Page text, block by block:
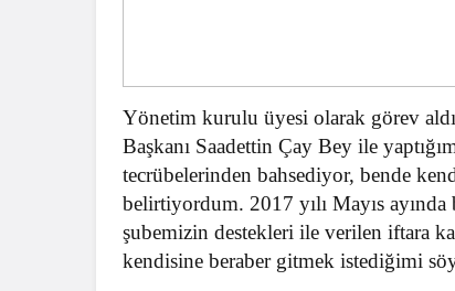
Yönetim kurulu üyesi olarak görev
Başkanı Saadettin Çay Bey ile
tecrübelerinden bahsediyor, bende
belirtiyordum. 2017 yılı Mayıs
şubemizin destekleri ile verilen iftara
kendisine beraber gitmek istediğimi